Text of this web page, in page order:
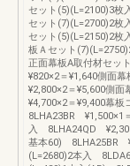
セット(5)(L=2100)3
セット(7)(L=2700)2枚
セット(5)(L=2150)2
板Ａセット
正面幕板A取付材セ
¥820×2＝¥1,640側面
¥2,800×2＝¥5,600側
¥4,700×2＝¥9,400幕
8LHA23BR
入 8LHA24QD
基本60) 8LHA25BR
(L=2680)2本入